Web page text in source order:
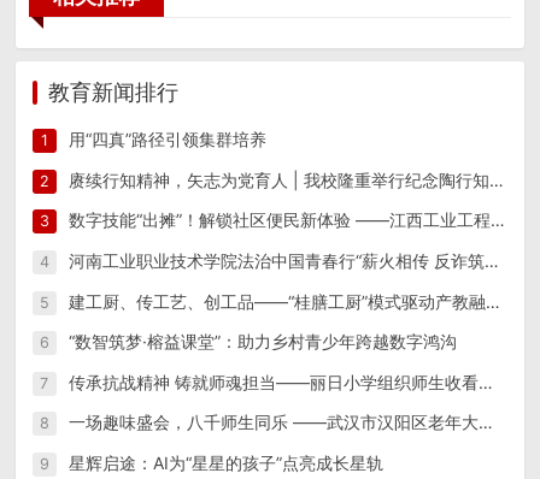
教育新闻排行
1 用“四真”路径引领集群培养
2 赓续行知精神，矢志为党育人 | 我校隆重举行纪念陶行知先生逝世八十周年活动
3 数字技能“出摊”！解锁社区便民新体验 ——江西工业工程职业技术学院信息工程学院“星火筑梦”实践团 一站式便民志愿服务
4 河南工业职业技术学院法治中国青春行“薪火相传 反诈筑防”实践团开展反诈宣传教育系列活动
5 建工厨、传工艺、创工品——“桂膳工厨”模式驱动产教融合创新实践
6 “数智筑梦·榕益课堂”：助力乡村青少年跨越数字鸿沟
7 传承抗战精神 铸就师魂担当——丽日小学组织师生收看纪念中国人民抗日战争暨世界反法西斯战争胜利80周年阅兵仪式
8 一场趣味盛会，八千师生同乐 ——武汉市汉阳区老年大学隆重举办第15届趣味运动会
9 星辉启途：AI为“星星的孩子”点亮成长星轨